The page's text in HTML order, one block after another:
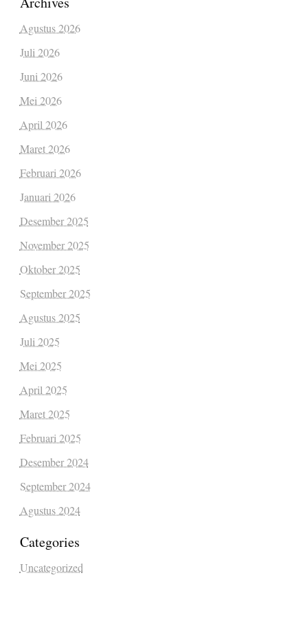
Agustus 2026
Juli 2026
Juni 2026
Mei 2026
April 2026
Maret 2026
Februari 2026
Januari 2026
Desember 2025
November 2025
Oktober 2025
September 2025
Agustus 2025
Juli 2025
Mei 2025
April 2025
Maret 2025
Februari 2025
Desember 2024
September 2024
Agustus 2024
Categories
Uncategorized